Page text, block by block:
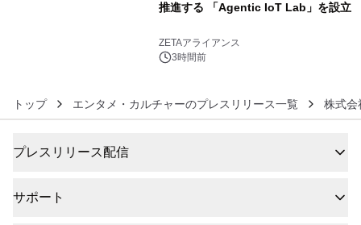
推進する 「Agentic IoT Lab」を設立
ZETAアライアンス
3時間前
トップ エンタメ・カルチャーのプレスリリース一覧 株式会
プレスリリース配信
サポート